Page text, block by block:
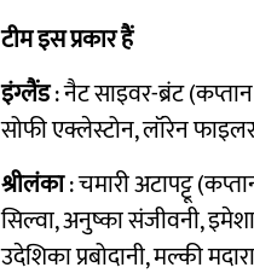
टीम इस प्रकार हैं
इंग्लैंड: नैट साइवर-ब्रंट
सोफी एक्लेस्टोन, लॉरेन
श्रीलंका: चमारी अटापट्टू
सिल्वा, अनुष्का संजीवनी,
उदेशिका प्रबोदानी, मल्की